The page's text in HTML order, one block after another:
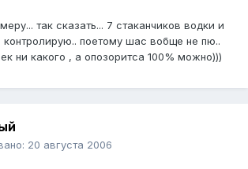
так сказать... 7 стаканчиков водки и
поетому шас вобще не пю..
ни какого , а опозоритса 100% можно)))
20 августа 2006